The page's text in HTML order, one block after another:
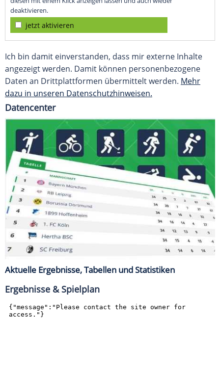
deaktivieren.
jetzt aktivieren
Ich bin damit einverstanden, dass mir externe Inhalte
angezeigt werden. Damit können personenbezogene
Daten an Drittplattformen übermittelt werden. Mehr
dazu in unseren Datenschutzhinweisen.
Datencenter
Aktuelle Ergebnisse, Tabellen und Statistiken
Ergebnisse & Spielplan